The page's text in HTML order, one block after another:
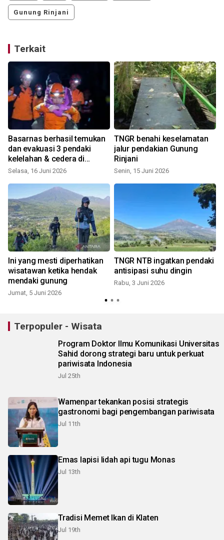
Gunung Rinjani
Terkait
Basarnas berhasil temukan
dan evakuasi 3 pendaki
kelelahan & cedera di
Gunung Klabat Sulut
Selasa, 16 Juni 2026
TNGR benahi keselamatan
jalur pendakian Gunung
Rinjani
Senin, 15 Juni 2026
Ini yang mesti diperhatikan
wisatawan ketika hendak
mendaki gunung
Jumat, 5 Juni 2026
TNGR NTB ingatkan pendaki
antisipasi suhu dingin
Rabu, 3 Juni 2026
Terpopuler - Wisata
Program Doktor Ilmu Komunikasi Universitas
Sahid dorong strategi baru untuk perkuat
pariwisata Indonesia
Jul 25th
Wamenpar tekankan posisi strategis
gastronomi bagi pengembangan pariwisata
Jul 11th
Emas lapisi lidah api tugu Monas
Jul 13th
Tradisi Memet Ikan di Klaten
Jul 19th